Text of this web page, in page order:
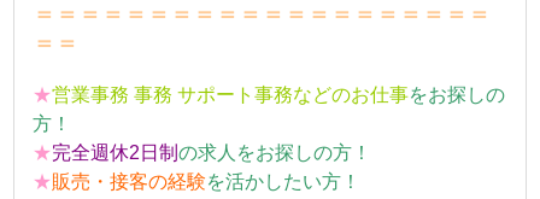
＝＝＝＝＝＝＝＝＝＝＝＝＝＝＝＝＝＝＝＝
＝＝
★営業事務 事務 サポート事務などのお仕事をお探しの
方！
★完全週休2日制 の求人をお探しの方！
★販売・接客の経験を活かしたい方！